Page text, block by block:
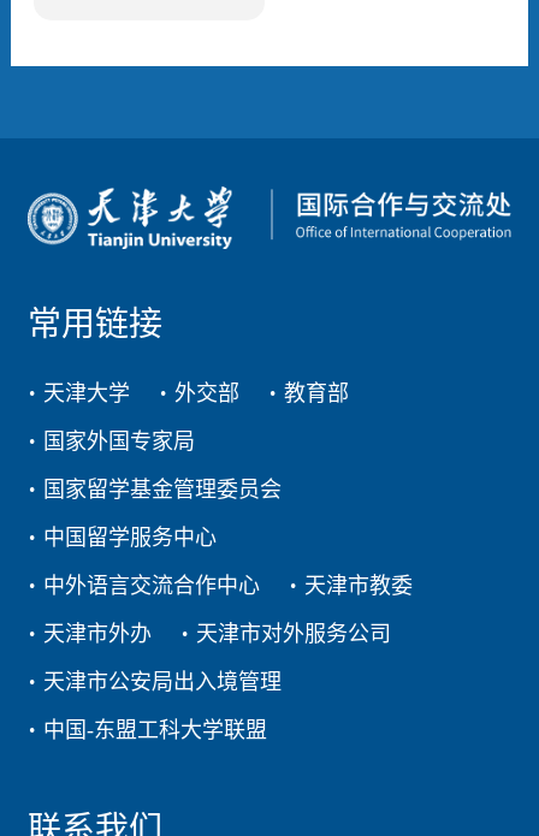
常用链接
天津大学 外交部
教育部
国家外国专家局
国家留学基金管理委员会
中国留学服务中心
中外语言交流合作中心
天津市教委
天津市外办
天津市对外服务公司
天津市公安局出入境管理
中国-东盟工科大学联盟